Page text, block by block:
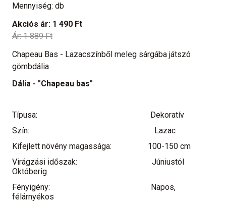
Mennyiség: db
Akciós ár: 1 490 Ft
Ár:1 889 Ft
Chapeau Bas - Lazacszínből meleg sárgába játszó
gömbdália
Dália - "Chapeau bas"
Típusa:
Dekoratív
Szín:
Lazac
Kifejlett növény magassága:
100-150 cm
Virágzási időszak:
Júniustól
Októberig
Fényigény:
Napos,
félárnyékos